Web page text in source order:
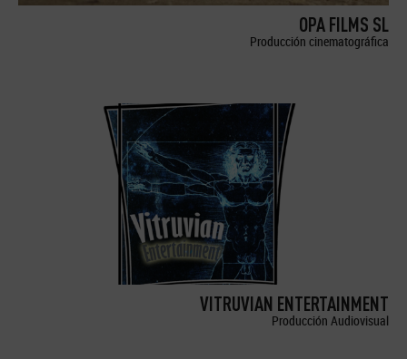
OPA FILMS SL
Producción cinematográfica
VITRUVIAN ENTERTAINMENT
Producción Audiovisual